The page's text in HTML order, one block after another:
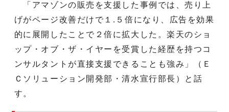
「アマゾンの販売を支援した事例では、売り上
げがページ改善だけで１.５倍になり、広告を効果
的に展開したことで２倍に拡大した。楽天のショ
ップ・オブ・ザ・イヤーを受賞した経歴を持つコ
ンサルタントが直接支援できることも強み」（Ｅ
Ｃソリューション開発部・清水宣行部長）と話
す。